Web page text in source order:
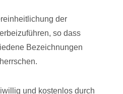
der
so dass
Bezeichnungen
und kostenlos durch